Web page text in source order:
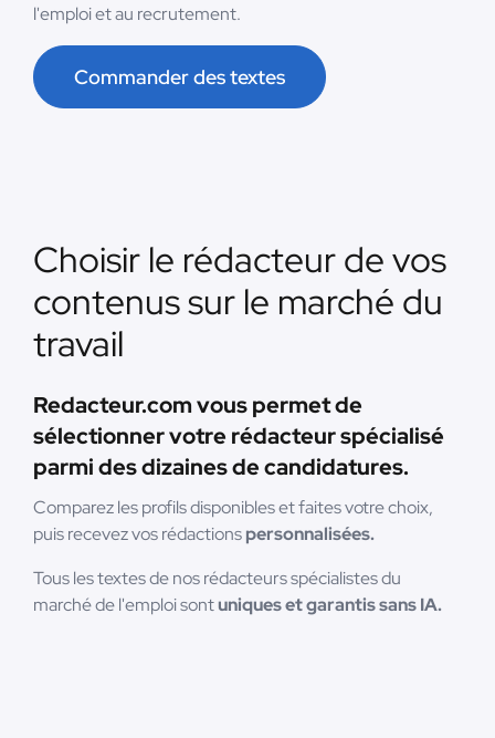
l'emploi et au recrutement.
Commander des textes
Choisir le rédacteur de vos
contenus sur le marché du
travail
Redacteur.com vous permet de
sélectionner votre rédacteur spécialisé
parmi des dizaines de candidatures.
Comparez les profils disponibles et faites votre choix,
puis recevez vos rédactionspersonnalisées.
Tous les textes de nos rédacteurs spécialistes du
marché de l'emploi sontuniques et garantis sans IA.